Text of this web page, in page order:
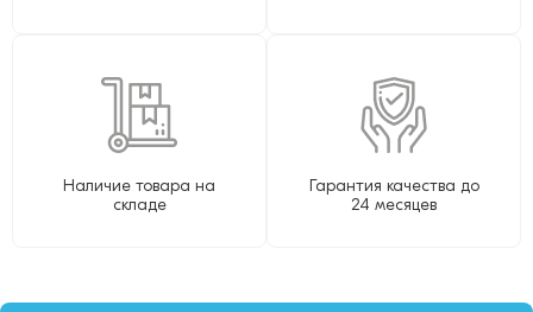
Наличие товара на
складе
Гарантия качества до
24 месяцев